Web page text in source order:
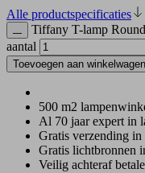
Alle productspecificaties
Tiffany T-lamp
aantal
Toevoegen aan winkelwagen
500 m2
Al 70 jaar expert in
Gratis verzending
Gratis lichtbronnen
Veilig achteraf